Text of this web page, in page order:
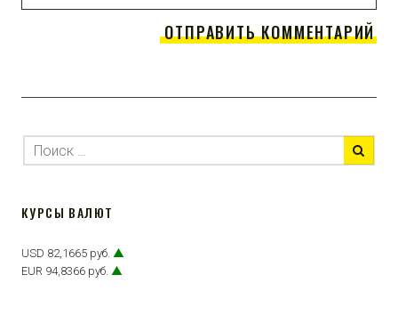
КУРСЫ ВАЛЮТ
USD 82,1665 руб. ▲
EUR 94,8366 руб. ▲